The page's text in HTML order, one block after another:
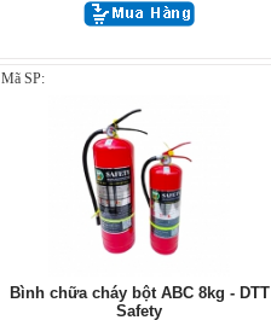
Mã SP:
Bình chữa cháy bột ABC 8kg - DTT
Safety